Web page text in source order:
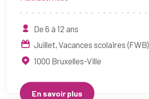
De 6 à 12 ans
Juillet Vacances scolaires (FWB)
1000 Bruxelles-Ville
En savoir plus